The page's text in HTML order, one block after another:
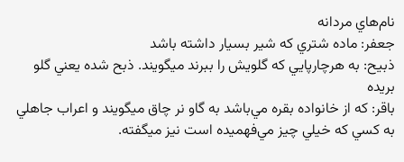
نام‌هاي مردانه
جعفر: ماده شتري كه شير بسيار داشته باشد
ذبيح: به هرچارپايي كه گلويش را ببرند ميگويند. ذبح شده يعني گلو
بريده
باقر: كه از خانواده بقره مي‌باشد به گاو نر چاق ميگويند و اعراب جاهلي
به كسي كه خيلي چيز مي‌فهميده است نيز ميگفته.